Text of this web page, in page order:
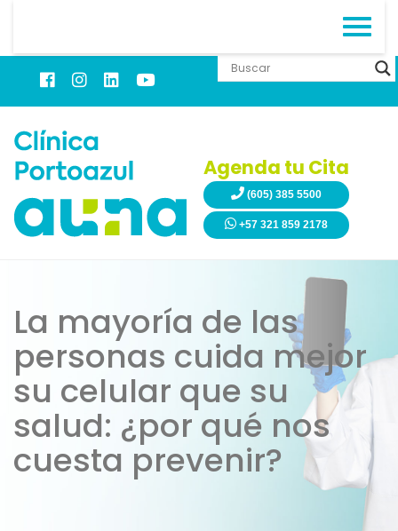
Agenda tu Cita
(605) 385 5500
+57 321 859 2178
La mayoría de las
personas cuida mejor
su celular que su
salud: ¿por qué nos
cuesta prevenir?